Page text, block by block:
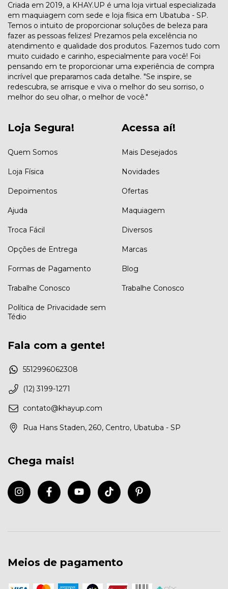
Criada em 2019, a KHAY.UP é uma loja virtual especializada
em maquiagem com sede e loja física em Ubatuba - SP.
Temos o intuito de proporcionar soluções de beleza para
fazer as pessoas felizes! Prezamos pela excelência no
atendimento e qualidade dos produtos. Fazemos tudo com
muito cuidado e carinho, especialmente para você! Foi
pensando em te proporcionar uma experiência de compra
incrível que preparamos cada detalhe. "Se inspire, se
redescubra, se arrisque e viva o melhor do seu sorriso, o
melhor do seu olhar, o melhor de você."
Loja Segura!
Quem Somos
Loja Física
Depoimentos
Ajuda
Troca Fácil
Opções de Entrega
Formas de Pagamento
Trabalhe Conosco
Política de Privacidade sem
Tédio
Acessa aí!
Mais Desejados
Novidades
Ofertas
Maquiagem
Diversos
Marcas
Blog
Trabalhe Conosco
Fala com a gente!
5512996062308
(12) 3199-1271
contato@khayup.com
Rua Hans Staden, 260, Centro, Ubatuba - SP
Chega mais!
Meios de pagamento